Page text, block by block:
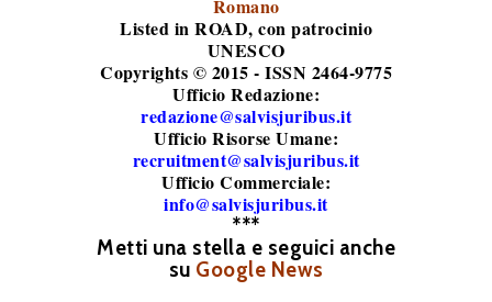
Romano
Listed in ROAD, con patrocinio
UNESCO
Copyrights © 2015 - ISSN 2464-9775
Ufficio Redazione:
redazione@salvisjuribus.it
Ufficio Risorse Umane:
recruitment@salvisjuribus.it
Ufficio Commerciale:
info@salvisjuribus.it
***
Metti una stella e seguici anche
su Google News